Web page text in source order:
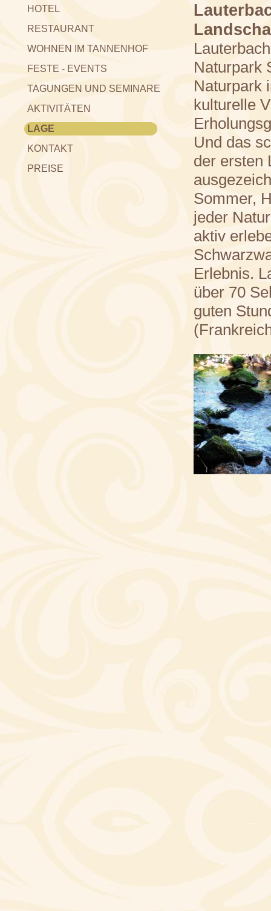
HOTEL
RESTAURANT
WOHNEN IM TANNENHOF
FESTE - EVENTS
TAGUNGEN UND SEMINARE
AKTIVITÄTEN
LAGE
KONTAKT
PREISE
Naturpark
Naturpark
kulturelle
Und das
der ersten
Sommer,
jeder
aktiv
Erlebnis.
über 70
guten